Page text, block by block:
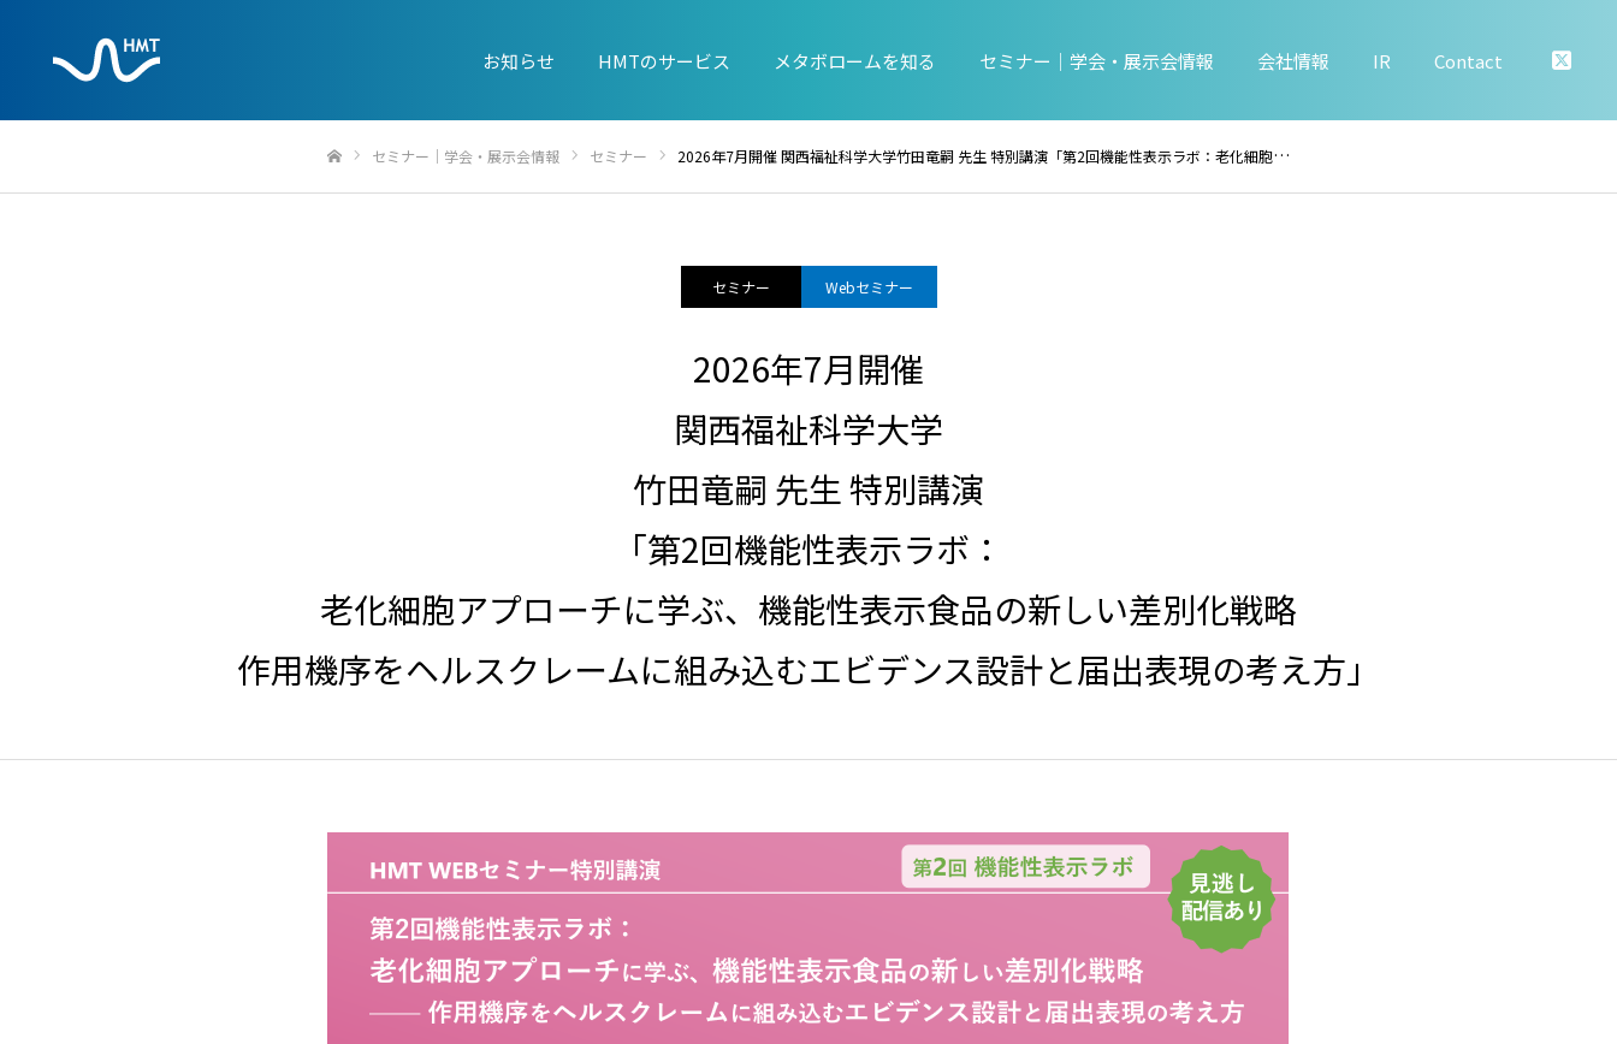
お知らせ HMTのサービス メタボロームを知る セミナー｜学会・展示会情報 会社情報 IR Contact
セミナー｜学会・展示会情報 セミナー 2026年7月開催 関西福祉科学大学竹田竜嗣 先生 特別講演「第2回機能性表示ラボ：老化細胞アプローチに学ぶ、機能性表示食品の新しい差別化戦略――作用機序をヘルスクレームに組み込むエビデンス設計と届出表現の考え方」
セミナー Webセミナー
2026年7月開催
関西福祉科学大学
竹田竜嗣 先生 特別講演
「第2回機能性表示ラボ：
老化細胞アプローチに学ぶ、機能性表示食品の新しい差別化戦略
――作用機序をヘルスクレームに組み込むエビデンス設計と届出表現の考え方」